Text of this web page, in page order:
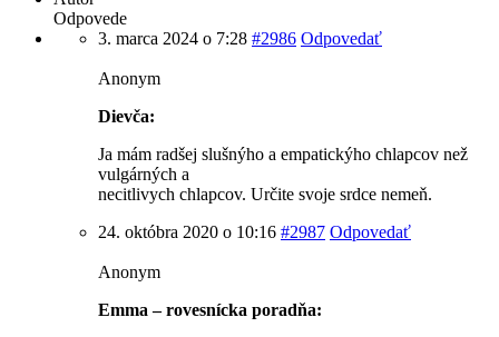
Odpovede
3. marca 2024 o 7:28 #2986 Odpovedať
Anonym
Dievča:
Ja mám radšej slušnýho a empatickýho chlapcov než
vulgárných a
necitlivych chlapcov. Určite svoje srdce nemeň.
24. októbra 2020 o 10:16 #2987 Odpovedať
Anonym
Emma – rovesnícka poradňa: